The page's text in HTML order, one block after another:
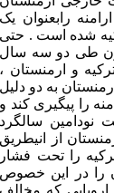
می باشد. اغلب کشورهای اروپایی کشتار ۱۹۱۵ ارامنه رابعنوان یک
شده است . حتی
طی دو سه سال
و ارمنستان ،
به دو دلیل
با حدت بیشتری مساله کشتار ۱۹۱۵ ارامنه را پیگیری کند و
نودامین سالگرد
ارمنستان از انیطریق
را تحت فشار
را در این خصوص